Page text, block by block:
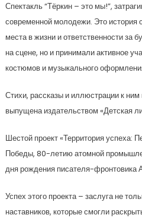
Спектакль “Тёркин – это мы!”,
современной молодежи. Это история
места в жизни и ответственности за
на сцене, но и принимали активное
костюмов и музыкального
Стихи, рассказы и иллюстрации к ним
выпущена издательством «Детская
Шестой проект «Территория успеха:
Победы, 80-летию атомной
дня рождения писателя-фронтовика
Успех этого проекта – заслуга не
наставников, которые смогли